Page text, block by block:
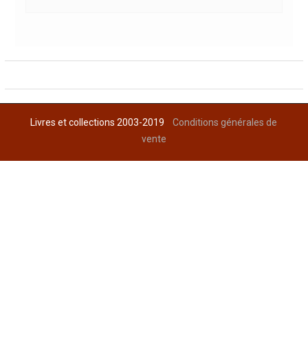
Livres et collections 2003-2019Conditions générales de
vente